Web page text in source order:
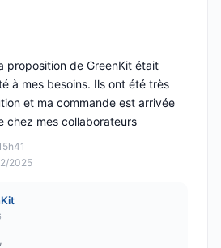
2025
proposition de GreenKit était
à mes besoins. Ils ont été très
et ma commande est arrivée
chez mes collaborateurs